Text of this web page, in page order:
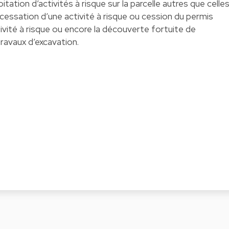
d’activités à risque sur la parcelle autres que celles
d’une activité à risque ou cession du permis
à risque ou encore la découverte fortuite de
d’excavation.